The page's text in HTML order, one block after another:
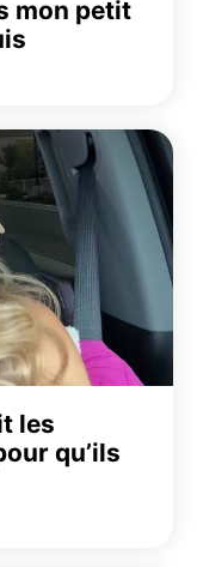
mon petit
les
qu’ils